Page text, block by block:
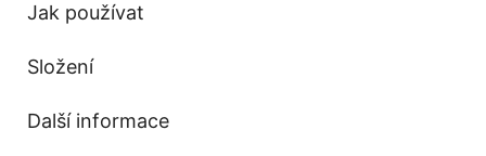
Jak používat
Složení
Další informace